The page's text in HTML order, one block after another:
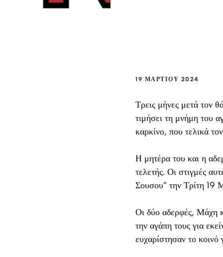
19 ΜΑΡΤΊΟΥ 2024
Τρεις μήνες μετά τον
τιμήσει τη μνήμη του
καρκίνο, που τελικά
Η μητέρα του και η
τελετής. Οι στιγμές
Σουσου” την Τρίτη 19
Οι δύο αδερφές, Μάχη
την αγάπη τους για
ευχαρίστησαν το κοινό